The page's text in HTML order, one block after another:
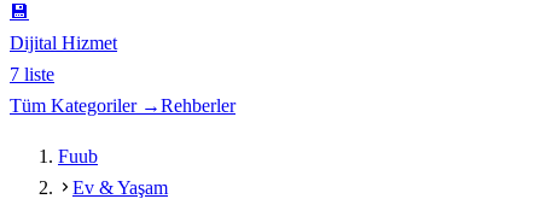
💾
Dijital Hizmet
7 liste
Tüm Kategoriler →Rehberler
Fuub
Ev & Yaşam